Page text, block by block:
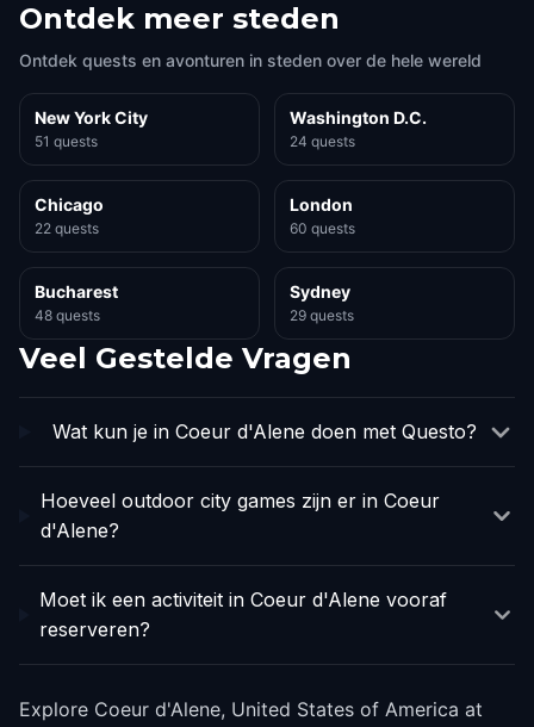
Ontdek meer steden
Ontdek quests en avonturen in steden over de hele wereld
New York City
51 quests
Washington D.C.
24 quests
Chicago
22 quests
London
60 quests
Bucharest
48 quests
Sydney
29 quests
Veel Gestelde Vragen
Wat kun je in Coeur d'Alene doen met Questo?
Hoeveel outdoor city games zijn er in Coeur
d'Alene?
Moet ik een activiteit in Coeur d'Alene vooraf
reserveren?
Explore Coeur d'Alene, United States of America at